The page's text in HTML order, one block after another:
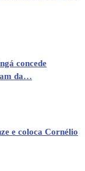
concede
da…
e coloca Cornélio